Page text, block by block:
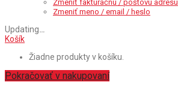
Zmeniť fakturačnú / poštovú adresu
Zmeniť meno / email / heslo
Updating…
Košík
Žiadne produkty v košíku.
Pokračovať v nakupovaní